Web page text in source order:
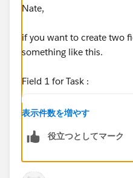
Nate,
if you want to create two
something like this.
Field 1 for Task :
表示件数を増やす
役立つとしてマーク